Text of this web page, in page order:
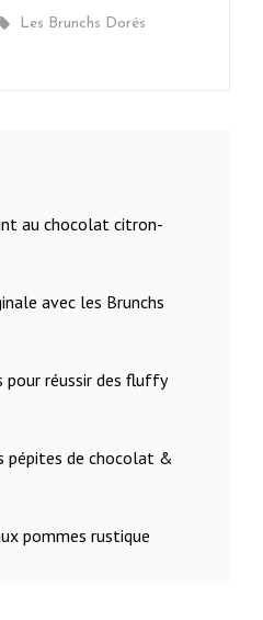
By
Les Brunchs Dorés
au chocolat citron-
avec les Brunchs
pour réussir des fluffy
pépites de chocolat &
pommes rustique